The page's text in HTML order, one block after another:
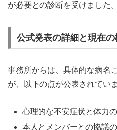
が必要との診断を受けました。
公式発表の詳細と現在の
事務所からは、具体的な病名
が、以下の点が公表されていま
心理的な不安症状と体力
本人とメンバーとの協議